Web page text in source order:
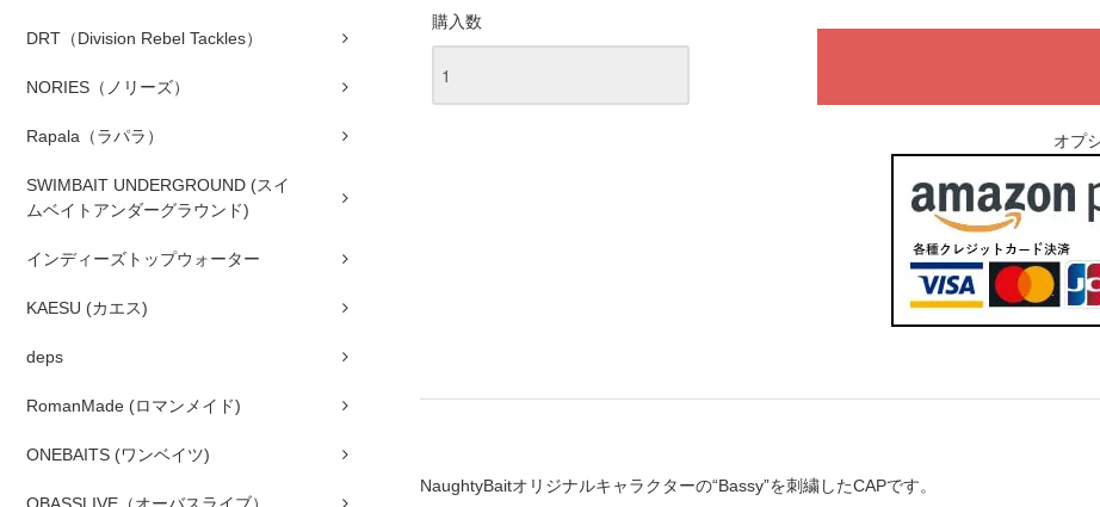
DRT（Division Rebel Tackles）
NORIES（ノリーズ）
Rapala（ラパラ）
SWIMBAIT UNDERGROUND (スイ
ムベイトアンダーグラウンド)
インディーズトップウォーター
KAESU (カエス)
deps
RomanMade (ロマンメイド)
ONEBAITS (ワンベイツ)
購入数
オプ
NaughtyBaitオリジナルキャラクターの“Bassy”を刺繍したCAPです。